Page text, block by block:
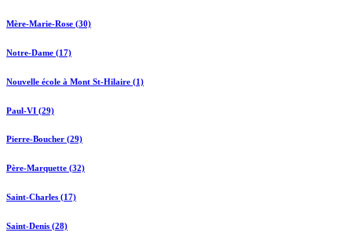
Mère-Marie-Rose (30)
Notre-Dame (17)
Nouvelle école à Mont St-Hilaire (1)
Paul-VI (29)
Pierre-Boucher (29)
Père-Marquette (32)
Saint-Charles (17)
Saint-Denis (28)